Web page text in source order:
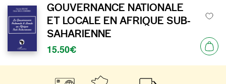
GOUVERNANCE NATIONALE
ET LOCALE EN AFRIQUE SUB-
SAHARIENNE
15.50€